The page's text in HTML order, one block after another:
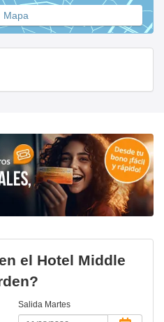
Mapa
el Hotel Middle
Salida Martes